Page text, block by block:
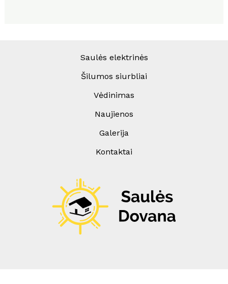
Saulės elektrinės
Šilumos siurbliai
Vėdinimas
Naujienos
Galerija
Kontaktai